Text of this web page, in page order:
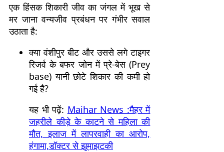
एक हिंसक शिकारी जीव का जंगल में भूख से
मर जाना वन्यजीव प्रबंधन पर गंभीर सवाल
उठाता है:
क्या वंशीपुर बीट और उससे लगे टाइगर
रिजर्व के बफर जोन में प्रे-बेस (Prey
base) यानी छोटे शिकार की कमी हो
गई है?
यह भी पढ़ें: Maihar News :मैहर में
जहरीले कीड़े के काटने से महिला की
मौत, इलाज में लापरवाही का आरोप,
हंगामा,डॉक्टर से झूमाझटकी